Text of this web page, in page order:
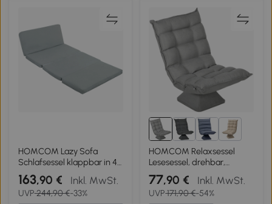
HOMCOM Lazy Sofa
Schlafsessel klappbar in 4
Teile mit verstellbarer
Rückenlehne, 137,5 x 85,5 x
74 cm, Hellgrau
163,90 € Inkl. MwSt.
UVP244,90 €-33%
1+
HOMCOM Relaxsessel
Lesesessel, drehbar,
Samtoptik, 62 cm x 70 cm
x 95 cm, Hellgrau
77,90 € Inkl. MwSt.
UVP171,90 €-54%